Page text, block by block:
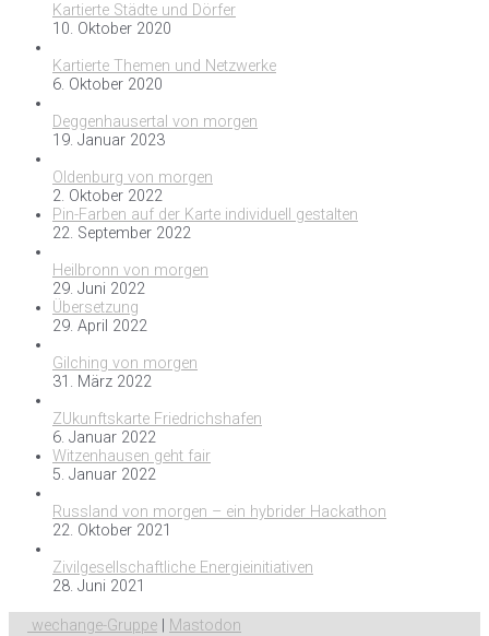
Kartierte Städte und Dörfer
10. Oktober 2020
Kartierte Themen und Netzwerke
6. Oktober 2020
Deggenhausertal von morgen
19. Januar 2023
Oldenburg von morgen
2. Oktober 2022
Pin-Farben auf der Karte individuell gestalten
22. September 2022
Heilbronn von morgen
29. Juni 2022
Übersetzung
29. April 2022
Gilching von morgen
31. März 2022
ZUkunftskarte Friedrichshafen
6. Januar 2022
Witzenhausen geht fair
5. Januar 2022
Russland von morgen – ein hybrider Hackathon
22. Oktober 2021
Zivilgesellschaftliche Energieinitiativen
28. Juni 2021
wechange-Gruppe
Mastodon